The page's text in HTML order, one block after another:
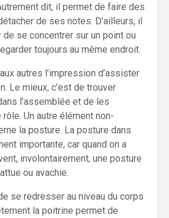
dit, il permet de faire des
de ses notes. D’ailleurs, il
se concentrer sur un point ou
toujours au même endroit.
autres l’impression d’assister
Le mieux, c’est de trouver
l’assemblée et de les
Un autre élément non-
la posture. La posture dans
importante, car quand on a
involontairement, une posture
ou avachie.
se redresser au niveau du corps
la poitrine permet de